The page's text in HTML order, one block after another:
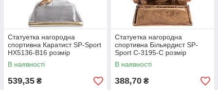
Статуетка нагородна
спортивна Каратист SP-Sport
HX5136-B16 розмір
11х3х15см Код HX5136-B16
В наявності
539,35 ₴
Статуетка нагородна
спортивна Більярдист SP-
Sport C-3195-C розмір
11,5х12х4см бронза Код C-
3195-C
В наявності
388,70 ₴